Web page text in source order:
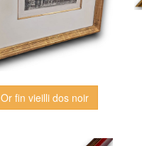
Or fin vieilli dos noir